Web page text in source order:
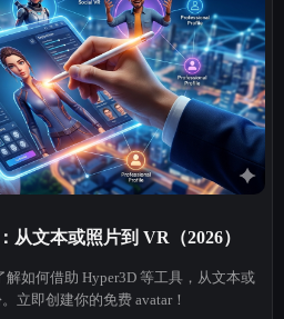
从文本或照片到 VR（2026）
解如何借助 Hyper3D 等工具，从文本或
立即创建你的免费 avatar！